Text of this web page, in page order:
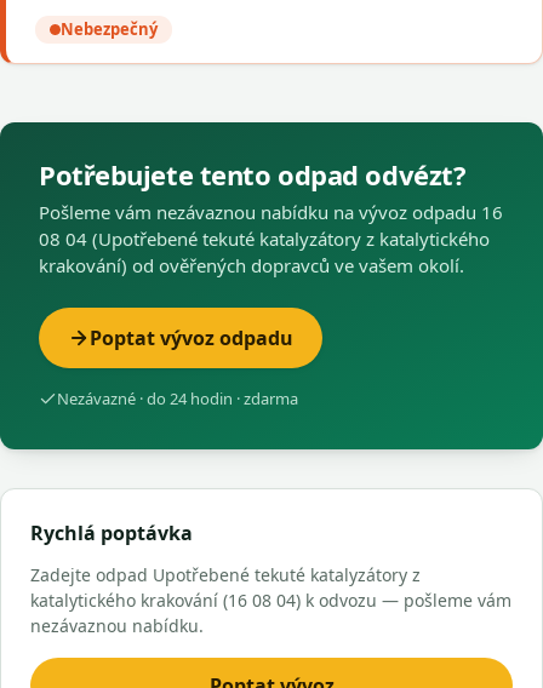
Nebezpečný
Potřebujete tento odpad odvézt?
Pošleme vám nezávaznou nabídku na vývoz odpadu 16
08 04 (Upotřebené tekuté katalyzátory z katalytického
krakování) od ověřených dopravců ve vašem okolí.
Poptat vývoz odpadu
Nezávazné · do 24 hodin · zdarma
Rychlá poptávka
Zadejte odpad Upotřebené tekuté katalyzátory z
katalytického krakování (16 08 04) k odvozu — pošleme vám
nezávaznou nabídku.